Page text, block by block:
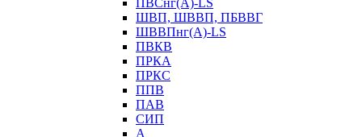
ПВСнг(А)-LS
ШВП, ШВВП, ПБВВГ
ШВВПнг(А)-LS
ПВКВ
ПРКА
ПРКС
ППВ
ПАВ
СИП
А